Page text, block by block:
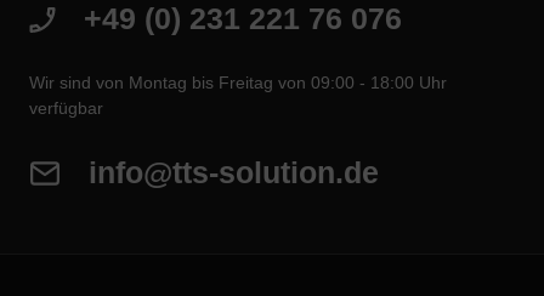
+49 (0) 231 221 76 076
Wir sind von Montag bis Freitag von 09:00 - 18:00 Uhr
verfügbar
info@tts-solution.de